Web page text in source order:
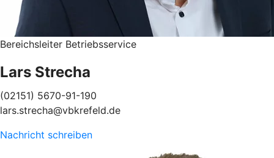
Bereichsleiter Betriebsservice
Lars Strecha
(02151) 5670-91-190
lars.strecha@vbkrefeld.de
Nachricht schreiben